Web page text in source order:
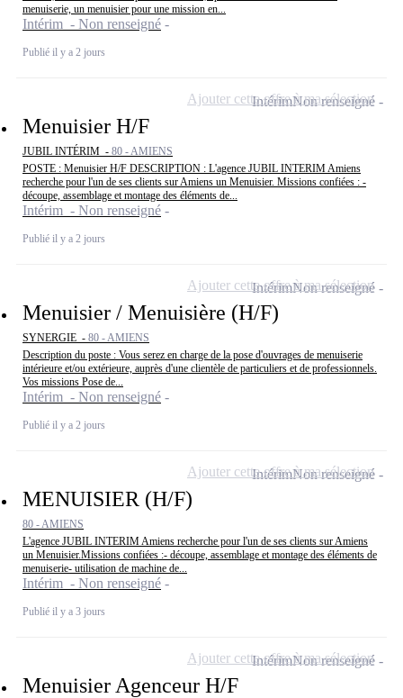
menuiserie, un menuisier pour une mission en...
Intérim - Non renseigné
Publié il y a 2 jours
Menuisier H/F
JUBIL INTÉRIM - 80 - AMIENS
POSTE : Menuisier H/F DESCRIPTION : L'agence JUBIL INTERIM Amiens
recherche pour l'un de ses clients sur Amiens un Menuisier. Missions confiées : -
découpe, assemblage et montage des éléments de...
Intérim - Non renseigné
Publié il y a 2 jours
IntérimNon renseigné
Ajouter cette offre à ma sélection
Menuisier / Menuisière (H/F)
SYNERGIE - 80 - AMIENS
Description du poste : Vous serez en charge de la pose d'ouvrages de menuiserie
intérieure et/ou extérieure, auprès d'une clientèle de particuliers et de professionnels.
Vos missions Pose de...
Intérim - Non renseigné
Publié il y a 2 jours
IntérimNon renseigné
Ajouter cette offre à ma sélection
MENUISIER (H/F)
80 - AMIENS
L'agence JUBIL INTERIM Amiens recherche pour l'un de ses clients sur Amiens
un Menuisier.Missions confiées :- découpe, assemblage et montage des éléments de
menuiserie- utilisation de machine de...
Intérim - Non renseigné
Publié il y a 3 jours
IntérimNon renseigné
Ajouter cette offre à ma sélection
Menuisier Agenceur H/F
IntérimNon renseigné
Ajouter cette offre à ma sélection